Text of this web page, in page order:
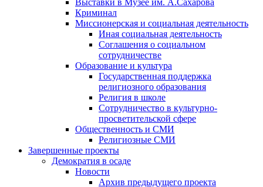
Выставки в Музее им. А.Сахарова
Криминал
Миссионерская и социальная деятельность
Иная социальная деятельность
Соглашения о социальном
сотрудничестве
Образование и культура
Государственная поддержка
религиозного образования
Религия в школе
Сотрудничество в культурно-
просветительской сфере
Общественность и СМИ
Религиозные СМИ
Завершенные проекты
Демократия в осаде
Новости
Архив предыдущего проекта